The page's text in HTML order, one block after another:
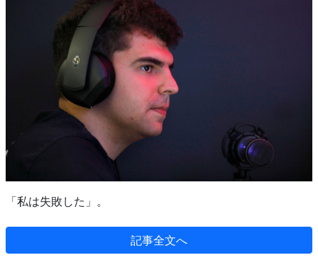
「私は失敗した」。
記事全文へ